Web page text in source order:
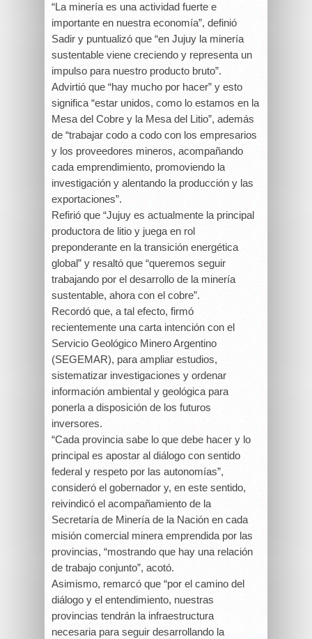
“La minería es una actividad fuerte e
importante en nuestra economía”, definió
Sadir y puntualizó que “en Jujuy la minería
sustentable viene creciendo y representa un
impulso para nuestro producto bruto”.
Advirtió que “hay mucho por hacer” y esto
significa “estar unidos, como lo estamos en la
Mesa del Cobre y la Mesa del Litio”, además
de “trabajar codo a codo con los empresarios
y los proveedores mineros, acompañando
cada emprendimiento, promoviendo la
investigación y alentando la producción y las
exportaciones”.
Refirió que “Jujuy es actualmente la principal
productora de litio y juega en rol
preponderante en la transición energética
global” y resaltó que “queremos seguir
trabajando por el desarrollo de la minería
sustentable, ahora con el cobre”.
Recordó que, a tal efecto, firmó
recientemente una carta intención con el
Servicio Geológico Minero Argentino
(SEGEMAR), para ampliar estudios,
sistematizar investigaciones y ordenar
información ambiental y geológica para
ponerla a disposición de los futuros
inversores.
“Cada provincia sabe lo que debe hacer y lo
principal es apostar al diálogo con sentido
federal y respeto por las autonomías”,
consideró el gobernador y, en este sentido,
reivindicó el acompañamiento de la
Secretaría de Minería de la Nación en cada
misión comercial minera emprendida por las
provincias, “mostrando que hay una relación
de trabajo conjunto”, acotó.
Asimismo, remarcó que “por el camino del
diálogo y el entendimiento, nuestras
provincias tendrán la infraestructura
necesaria para seguir desarrollando la